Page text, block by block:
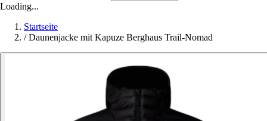
Loading...
Startseite
/ Daunenjacke mit Kapuze Berghaus Trail-Nomad